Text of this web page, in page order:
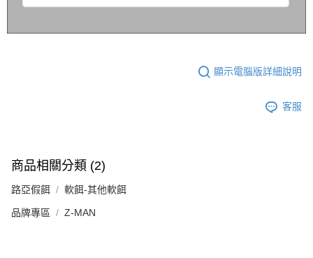
顯示電腦版詳細說明
客服
商品相關分類 (2)
路亞假餌 軟餌-其他軟餌
品牌專區 Z-MAN